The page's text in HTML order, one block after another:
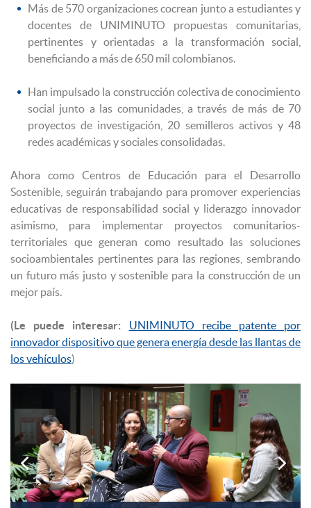
Más de 570 organizaciones cocrean junto a estudiantes y
docentes de UNIMINUTO propuestas comunitarias,
pertinentes y orientadas a la transformación social,
beneficiando a más de 650 mil colombianos.
Han impulsado la construcción colectiva de conocimiento
social junto a las comunidades, a través de más de 70
proyectos de investigación, 20 semilleros activos y 48
redes académicas y sociales consolidadas.
Ahora como Centros de Educación para el Desarrollo
Sostenible, seguirán trabajando para promover experiencias
educativas de responsabilidad social y liderazgo innovador
asimismo, para implementar proyectos comunitarios-
territoriales que generan como resultado las soluciones
socioambientales pertinentes para las regiones, sembrando
un futuro más justo y sostenible para la construcción de un
mejor país.
(Le puede interesar:
UNIMINUTO recibe patente por
innovador dispositivo que genera energía desde las llantas de
los vehículos)
 